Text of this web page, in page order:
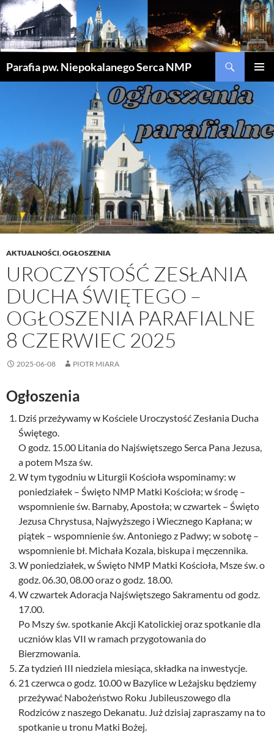
Parafia pw. Niepokalanego Serca NMP
AKTUALNOŚCI,OGŁOSZENIA
UROCZYSTOŚĆ ZESŁANIA
DUCHA ŚWIĘTEGO –
OGŁOSZENIA PARAFIALNE
8 CZERWIEC 2025
2025-06-08 PIOTR MIARA
Ogłoszenia
Dziś przeżywamy w Kościele Uroczystość Zesłania Ducha
Świętego.
O godz. 15.00 Litania do Najświętszego Serca Pana Jezusa,
a potem Msza św.
W tym tygodniu w Liturgii Kościoła wspominamy: w
poniedziałek – Święto NMP Matki Kościoła; w środę –
wspomnienie św. Barnaby, Apostoła; w czwartek – Święto
Jezusa Chrystusa, Najwyższego i Wiecznego Kapłana; w
piątek – wspomnienie św. Antoniego z Padwy; w sobotę –
wspomnienie bł. Michała Kozala, biskupa i męczennika.
W poniedziałek, w Święto NMP Matki Kościoła, Msze św. o
godz. 06.30, 08.00 oraz o godz. 18.00.
W czwartek Adoracja Najświętszego Sakramentu od godz.
17.00.
Po Mszy św. spotkanie Akcji Katolickiej oraz spotkanie dla
uczniów klas VII w ramach przygotowania do
Bierzmowania.
Za tydzień III niedziela miesiąca, składka na inwestycje.
21 czerwca o godz. 10.00 w Bazylice w Leżajsku będziemy
przeżywać Nabożeństwo Roku Jubileuszowego dla
Rodziców z naszego Dekanatu. Już dzisiaj zapraszamy na to
spotkanie u tronu Matki Bożej.